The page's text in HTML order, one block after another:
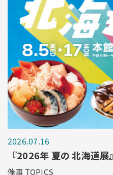
2026.07.16
『2026年 夏の 北海道展』
催事 TOPICS